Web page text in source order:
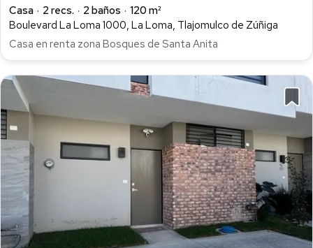
Casa 2 recs. 2 baños
120 m²
Boulevard La Loma 1000, La Loma, Tlajomulco de Zúñiga
Casa en renta zona Bosques de Santa Anita